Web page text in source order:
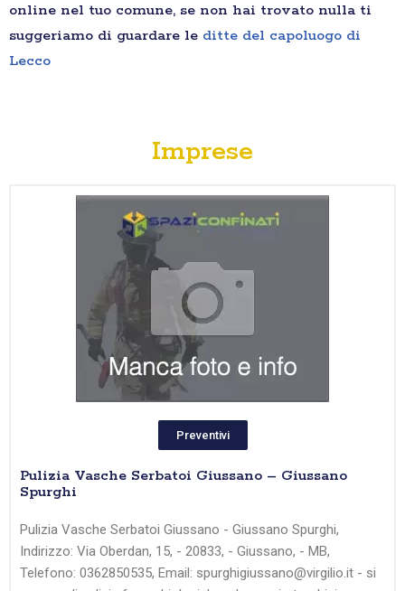
online nel tuo comune, se non hai trovato nulla ti
suggeriamo di guardare le ditte del capoluogo di
Lecco
Imprese
Preventivi
Pulizia Vasche Serbatoi Giussano – Giussano
Spurghi
Pulizia Vasche Serbatoi Giussano - Giussano Spurghi,
Indirizzo: Via Oberdan, 15, - 20833, - Giussano, - MB,
Telefono: 0362850535, Email: spurghigiussano@virgilio.it - si